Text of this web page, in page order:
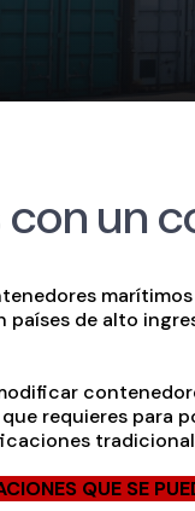
un
países de alto
requieres para
QUE SE